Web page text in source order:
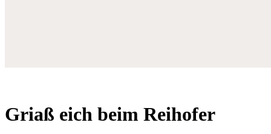
Griaß eich beim Reihofer